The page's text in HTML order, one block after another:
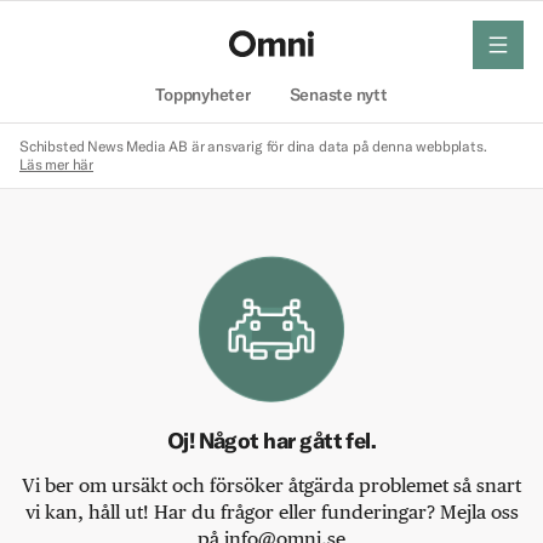
Toppnyheter Senaste nytt
meny
Schibsted News Media AB är ansvarig för dina data på denna webbplats.
Läs mer här
Oj! Något har gått fel.
Vi ber om ursäkt och försöker åtgärda problemet så snart
vi kan, håll ut! Har du frågor eller funderingar? Mejla oss